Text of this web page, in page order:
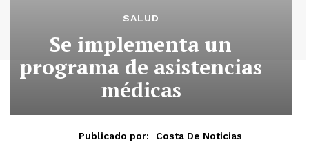
SALUD
Se implementa un
programa de asistencias
médicas
Publicado por:
Costa De Noticias